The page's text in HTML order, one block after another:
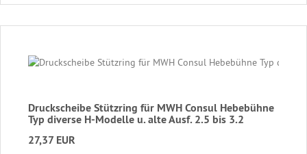
Druckscheibe Stützring für MWH Consul Hebebühne
Typ diverse H-Modelle u. alte Ausf. 2.5 bis 3.2
27,37 EUR